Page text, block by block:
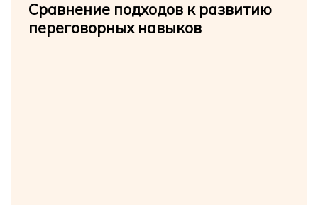
Сравнение подходов к развитию
переговорных навыков